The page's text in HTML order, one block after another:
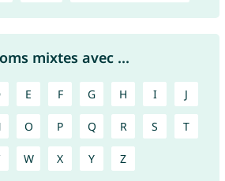
mixtes avec ...
E F G H I J
O P Q R S T
W X Y Z